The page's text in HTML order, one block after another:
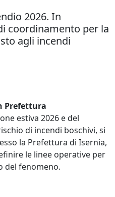
2026. In
coordinamento per la
agli incendi
Prefettura
estiva 2026 e del
di incendi boschivi, si
la Prefettura di Isernia,
le linee operative per
del fenomeno.